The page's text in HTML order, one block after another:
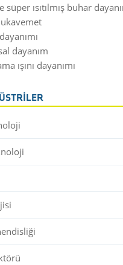
ısıtılmış buhar
dayanım
ışını dayanımı